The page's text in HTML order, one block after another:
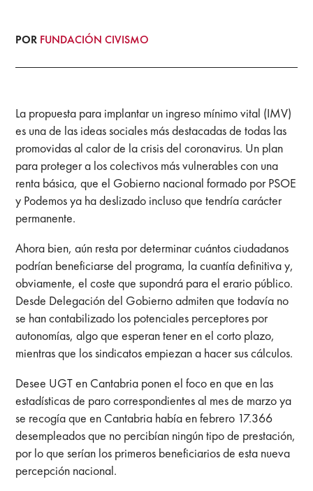
POR FUNDACIÓN CIVISMO
La propuesta para implantar un ingreso mínimo vital (IMV)
es una de las ideas sociales más destacadas de todas las
promovidas al calor de la crisis del coronavirus. Un plan
para proteger a los colectivos más vulnerables con una
renta básica, que el Gobierno nacional formado por PSOE
y Podemos ya ha deslizado incluso que tendría carácter
permanente.
Ahora bien, aún resta por determinar cuántos ciudadanos
podrían beneficiarse del programa, la cuantía definitiva y,
obviamente, el coste que supondrá para el erario público.
Desde Delegación del Gobierno admiten que todavía no
se han contabilizado los potenciales perceptores por
autonomías, algo que esperan tener en el corto plazo,
mientras que los sindicatos empiezan a hacer sus cálculos.
Desee UGT en Cantabria ponen el foco en que en las
estadísticas de paro correspondientes al mes de marzo ya
se recogía que en Cantabria había en febrero 17.366
desempleados que no percibían ningún tipo de prestación,
por lo que serían los primeros beneficiarios de esta nueva
percepción nacional.